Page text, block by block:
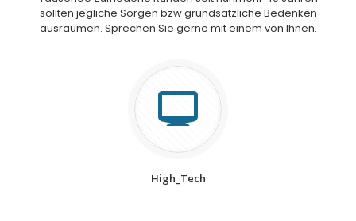
sollten jegliche Sorgen bzw grundsätzliche Bedenken
ausräumen. Sprechen Sie gerne mit einem von Ihnen.
High_Tech